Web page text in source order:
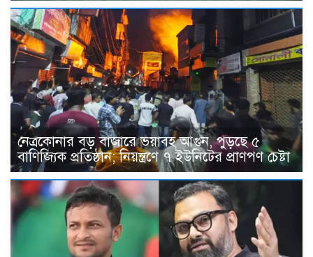
নেত্রকোনার বড় বাজারে ভয়াবহ আগুন, পুড়ছে ৫
বাণিজ্যিক প্রতিষ্ঠান; নিয়ন্ত্রণে ৭ ইউনিটের প্রাণপণ চেষ্টা